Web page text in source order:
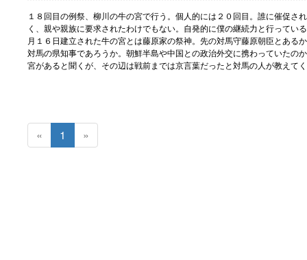
１８回目の例祭、柳川の牛の宮で行う。個人的には２０回目。誰に催促さ
く、親や親族に要求されたわけでもない。自発的に僕の継続力と行ってい
月１６日建立された牛の宮とは藤原家の祭神。先の対馬守藤原朝臣とある
対馬の県知事であろうか。朝鮮半島や中国との政治外交に携わっていたの
宮があると聞くが、その辺は戦前までは京言葉だったと対馬の人が教えて
« 1 »